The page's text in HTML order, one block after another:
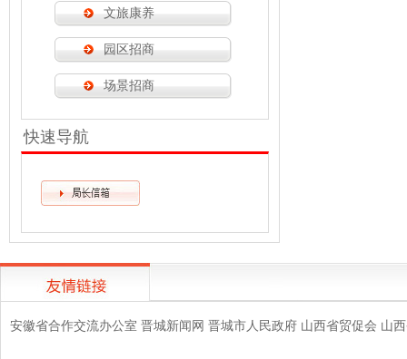
文旅康养
园区招商
场景招商
快速导航
安徽省合作交流办公室 晋城新闻网 晋城市人民政府 山西省贸促会 山